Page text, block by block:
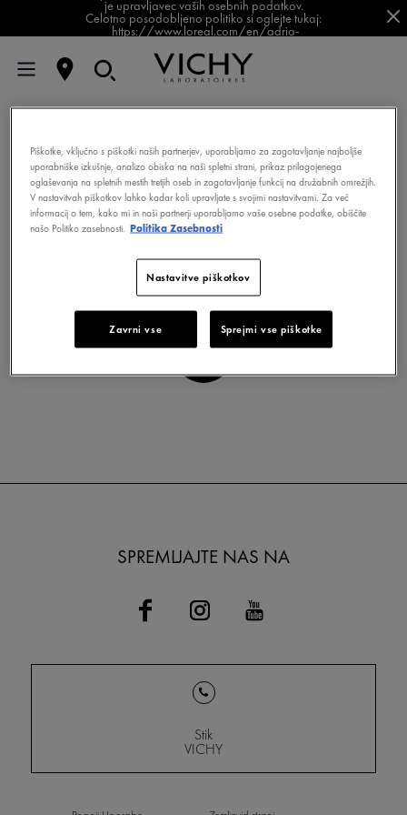
je upravljavec vaših osebnih podatkov.
Celotno posodobljeno politiko si oglejte tukaj:
https://www.loreal.com/en/adria-
SKINCONSULT
SPREMLJAJTE NAS NA
Stik
VICHY
Piškotke, vključno s piškotki naših partnerjev, uporabljamo za zagotavljanje najboljše
uporabniške izkušnje, analizo obiska na naši spletni strani, prikaz prilagojenega
oglaševanja na spletnih mestih tretjih oseb in zagotavljanje funkcij na družabnih omrežjih.
V nastavitvah piškotkov lahko kadar koli upravljate s svojimi nastavitvami. Za več
informacij o tem, kako mi in naši partnerji uporabljamo vaše osebne podatke, obiščite
našo Politiko zasebnosti. Politika Zasebnosti
Nastavitve piškotkov
Zavrni vse Sprejmi vse piškotke